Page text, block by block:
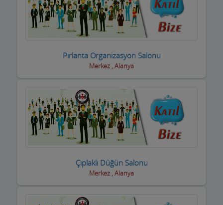
Avukatlar ve Hukuk Büroları
Ayakkabıcılar ve Çantacılar
Balık Evi Restaurant
Bar Disko Cafe
Basın ve Medya
Bebek ve Çocuk Mağazası
Pırlanta Organizasyon Salonu
Merkez , Alanya
Çıplaklı Düğün Salonu
Merkez , Alanya